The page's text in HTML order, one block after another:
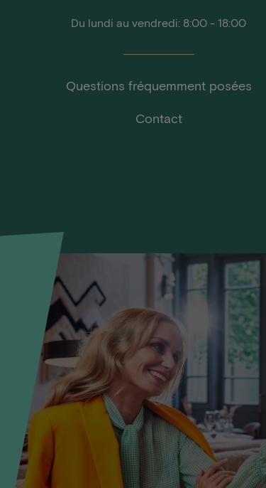
Du lundi au vendredi: 8:00 - 18:00
Questions fréquemment posées
Contact